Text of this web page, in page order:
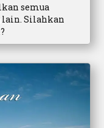
semua
lain. Silahkan